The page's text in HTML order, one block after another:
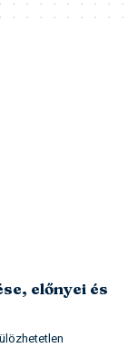
előnyei és